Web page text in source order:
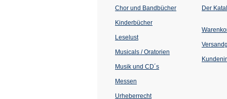
Chor und Bandbücher
Kinderbücher
Leselust
Musicals / Oratorien
Musik und CD´s
Messen
Urheberrecht
Der